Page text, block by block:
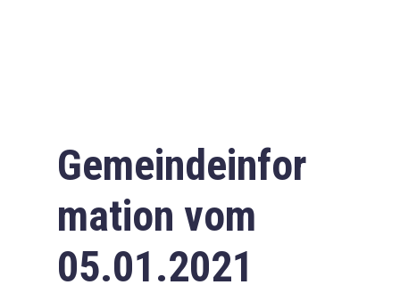
Gemeindeinfor
mation vom
05.01.2021